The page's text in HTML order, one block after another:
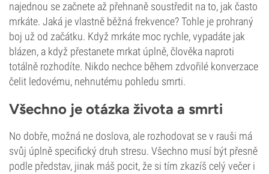
najednou se začnete až přehnaně soustředit na to, jak často
mrkáte. Jaká je vlastně běžná frekvence? Tohle je prohraný
boj už od začátku. Když mrkáte moc rychle, vypadáte jak
blázen, a když přestanete mrkat úplně, člověka naproti
totálně rozhodíte. Nikdo nechce během zdvořilé konverzace
čelit ledovému, nehnutému pohledu smrti.
Všechno je otázka života a smrti
No dobře, možná ne doslova, ale rozhodovat se v rauši má
svůj úplně specifický druh stresu. Všechno musí být přesně
podle představ, jinak máš pocit, že si tím zkazíš celý večer i